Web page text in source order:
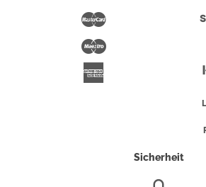
Maestro
Sicherheit